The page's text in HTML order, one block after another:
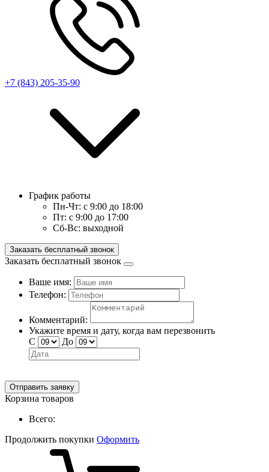
+7 (843) 205-35-90
График работы
Пн-Чт: с 9:00 до 18:00
Пт: с 9:00 до 17:00
Сб-Вс: выходной
Заказать бесплатный звонок
Заказать бесплатный звонок
Ваше имя:
Телефон:
Комментарий:
Укажите время и дату, когда вам перезвонить
С
До
Отправить заявку
Корзина товаров
Всего:
Продолжить покупки Оформить